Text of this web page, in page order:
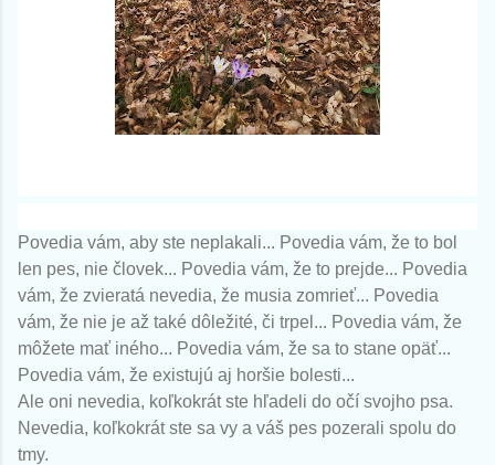
Povedia vám, aby ste neplakali... Povedia vám, že to bol
len pes, nie človek... Povedia vám, že to prejde... Povedia
vám, že zvieratá nevedia, že musia zomrieť... Povedia
vám, že nie je až také dôležité, či trpel... Povedia vám, že
môžete mať iného... Povedia vám, že sa to stane opäť...
Povedia vám, že existujú aj horšie bolesti...
Ale oni nevedia, koľkokrát ste hľadeli do očí svojho psa.
Nevedia, koľkokrát ste sa vy a váš pes pozerali spolu do
tmy.